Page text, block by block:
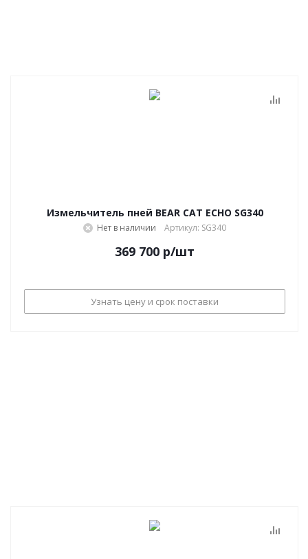
Измельчитель пней BEAR CAT ECHO SG340
Нет в наличии Артикул: SG340
369 700 р/шт
Узнать цену и срок поставки